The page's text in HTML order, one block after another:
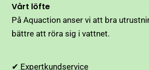
Vårt löfte
På Aquaction anser vi att bra
bättre att röra sig i vattnet.
✔ Expertkundservice